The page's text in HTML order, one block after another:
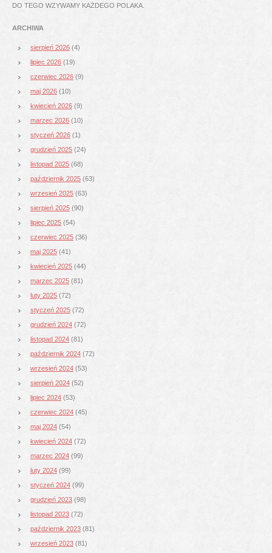
DO TEGO WZYWAMY KAŻDEGO POLAKA.
ARCHIWA
sierpień 2026 (4)
lipiec 2026 (19)
czerwiec 2026 (9)
maj 2026 (10)
kwiecień 2026 (9)
marzec 2026 (10)
styczeń 2026 (1)
grudzień 2025 (24)
listopad 2025 (68)
październik 2025 (63)
wrzesień 2025 (63)
sierpień 2025 (90)
lipiec 2025 (54)
czerwiec 2025 (36)
maj 2025 (41)
kwiecień 2025 (44)
marzec 2025 (81)
luty 2025 (72)
styczeń 2025 (72)
grudzień 2024 (72)
listopad 2024 (81)
październik 2024 (72)
wrzesień 2024 (53)
sierpień 2024 (52)
lipiec 2024 (53)
czerwiec 2024 (45)
maj 2024 (54)
kwiecień 2024 (72)
marzec 2024 (99)
luty 2024 (99)
styczeń 2024 (99)
grudzień 2023 (98)
listopad 2023 (72)
październik 2023 (81)
wrzesień 2023 (81)